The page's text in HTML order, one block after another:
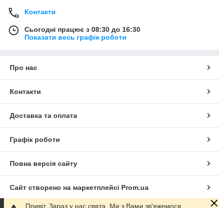
Контакти
Сьогодні працює з 08:30 до 16:30
Показати весь графік роботи
Про нас
Контакти
Доставка та оплата
Графік роботи
Повна версія сайту
Сайт створено на маркетплейсі Prom.ua
Привіт. Зараз у нас свята. Ми з Вами зв'яжемося